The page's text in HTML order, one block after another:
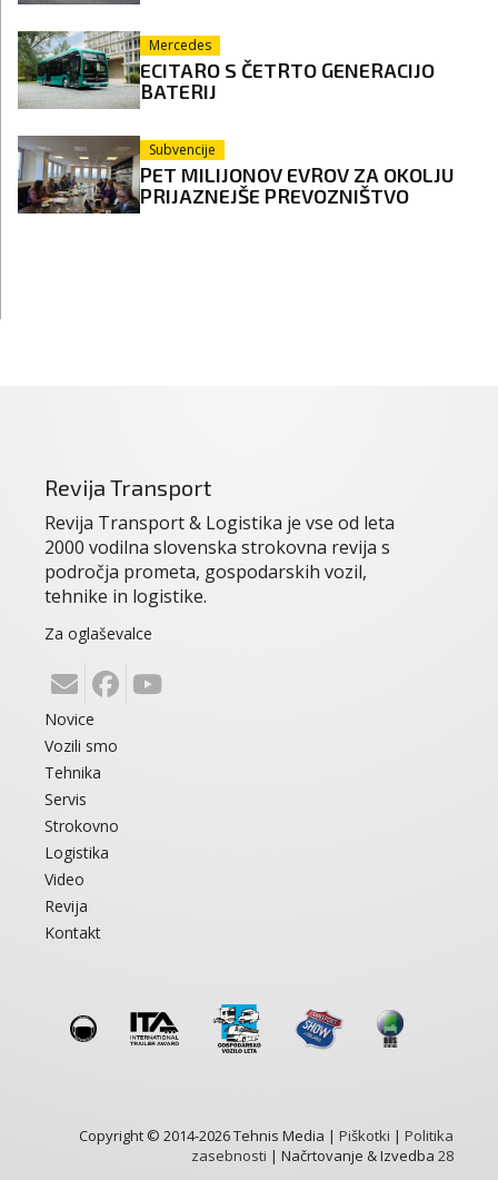
Mercedes
ECITARO S ČETRTO GENERACIJO
BATERIJ
Subvencije
PET MILIJONOV EVROV ZA OKOLJU
PRIJAZNEJŠE PREVOZNIŠTVO
Revija Transport
Revija Transport & Logistika je vse od leta
2000 vodilna slovenska strokovna revija s
področja prometa, gospodarskih vozil,
tehnike in logistike.
Za oglaševalce
Novice
Vozili smo
Tehnika
Servis
Strokovno
Logistika
Video
Revija
Kontakt
Copyright © 2014-2026 Tehnis Media | Piškotki | Politika
zasebnosti | Načrtovanje & Izvedba 28